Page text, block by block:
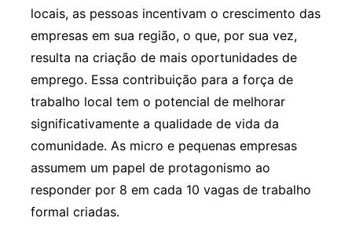
locais, as pessoas incentivam o crescimento das
empresas em sua região, o que, por sua vez,
resulta na criação de mais oportunidades de
emprego. Essa contribuição para a força de
trabalho local tem o potencial de melhorar
significativamente a qualidade de vida da
comunidade. As micro e pequenas empresas
assumem um papel de protagonismo ao
responder por 8 em cada 10 vagas de trabalho
formal criadas.